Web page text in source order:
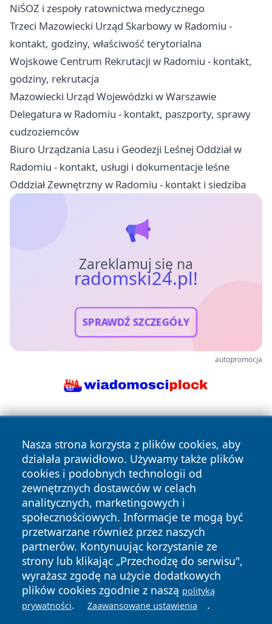
NiŚOZ i zespoły ratownictwa medycznego
Trzeci Mazowiecki Urząd Skarbowy w Radomiu -
kontakt, godziny, właściwość terytorialna
Wojskowe Centrum Rekrutacji w Radomiu - kontakt,
godziny, rekrutacja
Mazowiecki Urząd Wojewódzki w Warszawie
Delegatura w Radomiu - kontakt, paszporty, sprawy
cudzoziemców
Biuro Urządzania Lasu i Geodezji Leśnej Oddział w
Radomiu - kontakt, usługi i dokumentacje leśne
Oddział Zewnętrzny w Radomiu - kontakt i siedziba
Zareklamuj się na
radomski24.pl!
SPRAWDŹ SZCZEGÓŁY
autopromocja
Nasza strona korzysta z plików cookies, aby
działała prawidłowo. Używamy także plików
cookies i podobnych technologii od
zewnętrznych dostawców w celach
analitycznych, marketingowych i
społecznościowych. Informacje te mogą być
przetwarzane również przez naszych
partnerów. Kontynuując korzystanie ze
strony lub klikając „Przechodzę do serwisu",
wyrażasz zgodę na użycie dodatkowych
plików cookies zgodnie z naszą polityką
prywatności. Zaawansowane ustawienia .
Copyright © 2026 radomski24.pl Wszystkie prawa
zastrzeżone.
News Autorzy
Polityka
Prywatności
Polityka
Cookies